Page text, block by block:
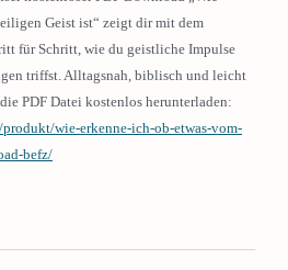
Geist ist“ zeigt dir mit dem
für Schritt, wie du geistliche Impulse
triffst. Alltagsnah, biblisch und leicht
PDF Datei kostenlos herunterladen:
wie-erkenne-ich-ob-etwas-vom-
befz/